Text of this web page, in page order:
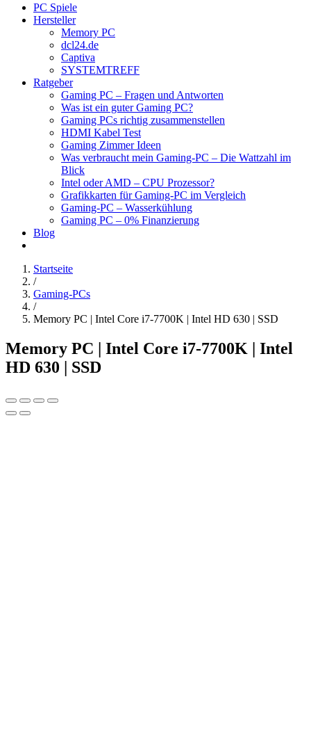
PC Spiele
Hersteller
Memory PC
dcl24.de
Captiva
SYSTEMTREFF
Ratgeber
Gaming PC – Fragen und Antworten
Was ist ein guter Gaming PC?
Gaming PCs richtig zusammenstellen
HDMI Kabel Test
Gaming Zimmer Ideen
Was verbraucht mein Gaming-PC – Die Wattzahl im
Blick
Intel oder AMD – CPU Prozessor?
Grafikkarten für Gaming-PC im Vergleich
Gaming-PC – Wasserkühlung
Gaming PC – 0% Finanzierung
Blog
Startseite
/
Gaming-PCs
/
Memory PC | Intel Core i7-7700K | Intel HD 630 | SSD
Memory PC | Intel Core i7-7700K | Intel
HD 630 | SSD